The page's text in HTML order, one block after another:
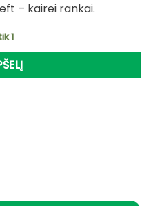
– kairei rankai.
1